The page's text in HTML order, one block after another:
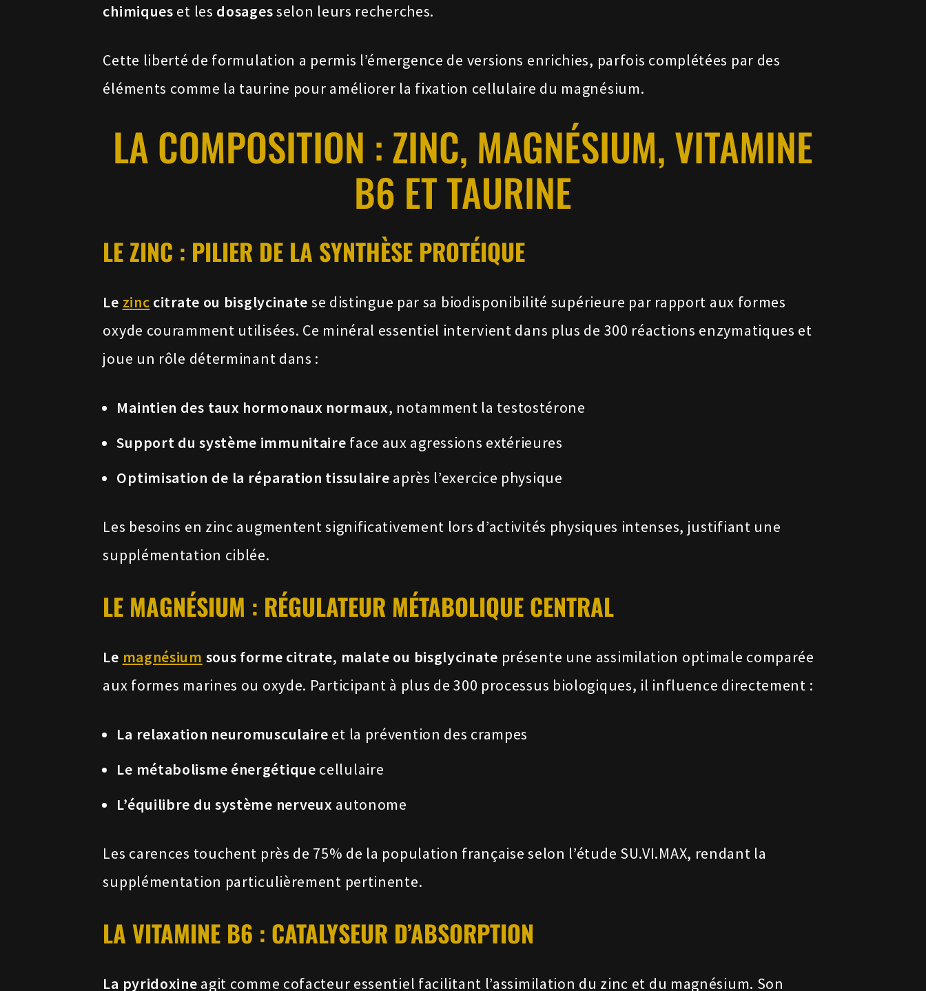
chimiques et les dosagesselon leurs recherches.
Cette liberté de formulation a permis l’émergence de versions enrichies, parfois complétées par des
éléments comme la taurine pour améliorer la fixation cellulaire du magnésium.
LA COMPOSITION : ZINC, MAGNÉSIUM, VITAMINE
B6 ET TAURINE
LE ZINC : PILIER DE LA SYNTHÈSE PROTÉIQUE
Le zinc citrate ou bisglycinate se distingue par sa biodisponibilité supérieure par rapport aux formes
oxyde couramment utilisées. Ce minéral essentiel intervient dans plus de 300 réactions enzymatiques et
joue un rôle déterminant dans :
Maintien des taux hormonaux normaux, notamment la testostérone
Support du système immunitaire face aux agressions extérieures
Optimisation de la réparation tissulaire après l’exercice physique
Les besoins en zinc augmentent significativement lors d’activités physiques intenses, justifiant une
supplémentation ciblée.
LE MAGNÉSIUM : RÉGULATEUR MÉTABOLIQUE CENTRAL
Le magnésium sous forme citrate, malate ou bisglycinate présente une assimilation optimale comparée
aux formes marines ou oxyde. Participant à plus de 300 processus biologiques, il influence directement :
La relaxation neuromusculaire et la prévention des crampes
Le métabolisme énergétique cellulaire
L’équilibre du système nerveux autonome
Les carences touchent près de 75% de la population française selon l’étude SU.VI.MAX, rendant la
supplémentation particulièrement pertinente.
LA VITAMINE B6 : CATALYSEUR D’ABSORPTION
La pyridoxine agit comme cofacteur essentiel facilitant l’assimilation du zinc et du magnésium. Son